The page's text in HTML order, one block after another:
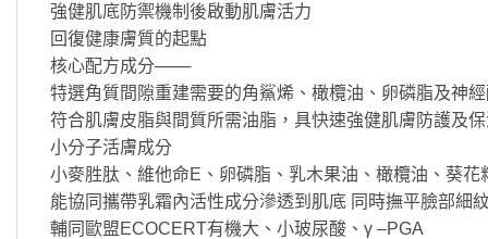
強健肌底防禦機制後啟動肌膚活力
回復健康膚質的起點
核心配方成分───
特選角質間隙重建需要的角鯊烯、橄欖油、卵磷脂及神
符合肌膚皮脂與間質所需油脂，具快速強健肌膚防護及
小分子活膚成分
小麥胜肽、維他命E、卵磷脂、乳木果油、橄欖油、葵花
能協同攜帶乳霜內活性成分滲透到肌底 同時撫平臉部細
輔同歐盟ECOCERT有機大、小玻尿酸、γ –PGA